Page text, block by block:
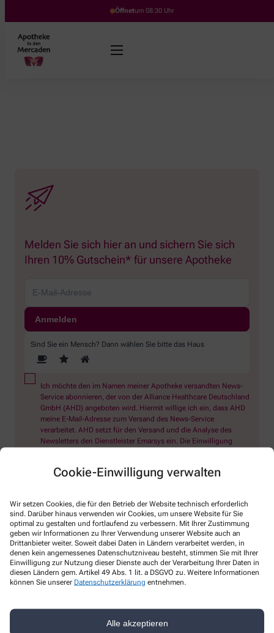
Cookie-Einwilligung verwalten
Wir setzen Cookies, die für den Betrieb der Website technisch erforderlich
sind. Darüber hinaus verwenden wir Cookies, um unsere Website für Sie
optimal zu gestalten und fortlaufend zu verbessern. Mit Ihrer Zustimmung
geben wir Informationen zu Ihrer Verwendung unserer Website auch an
Drittanbieter weiter. Soweit dabei Daten in Ländern verarbeitet werden, in
denen kein angemessenes Datenschutzniveau besteht, stimmen Sie mit Ihrer
Einwilligung zur Nutzung dieser Dienste auch der Verarbeitung Ihrer Daten in
diesen Ländern gem. Artikel 49 Abs. 1 lit. a DSGVO zu. Weitere Informationen
können Sie unserer Datenschutzerklärung entnehmen.
Alle akzeptieren
Öffnetum 08:30 Uhr
Melden Sie sich hier an und sichern Sie sich
Ihren 10% Gutschein* für unsere Apotheke
Sind Sie ein Mensch? Dann wählen Sie bitte das Haus
Ich möchte den im Namen meiner Apotheke versandten News-
Service abonnieren, der von der Alliance Healthcare Deutschland
GmbH (AHD) angeboten wird. Hiermit willige ich ein, dass AHD
meine E-Mail-Adresse zum Versand des News-Service
verarbeitet. AHD setzt für den Versand und die Analyse des
Newsletters den Dienstleister Emarsys ein. Die Einwilligung
Kontaktmöglichkeiten dafür und weitere Angaben zur
* Coupon-Bedingungen: Einmalig einlösbar bis zum
31.12.2026. Mindestbestellwert: 50,00 €. Gültig auf das
gesamte Sortiment, ausgeschlossen rezeptpflichtige Produkte.